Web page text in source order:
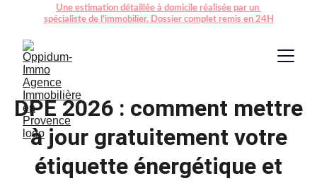
Une estimation détaillée à domicile réalisée par un
spécialiste de l'immobilier. Dossier complet remis en 24H
DPE 2026 : comment mettre
à jour gratuitement votre
étiquette énergétique et